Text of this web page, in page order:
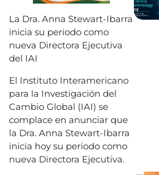
La Dra. Anna Stewart-Ibarra
inicia su periodo como
nueva Directora Ejecutiva
del IAI
El Instituto Interamericano
para la Investigación del
Cambio Global (IAI) se
complace en anunciar que
la Dra. Anna Stewart-Ibarra
inicia hoy su periodo como
nueva Directora Ejecutiva.